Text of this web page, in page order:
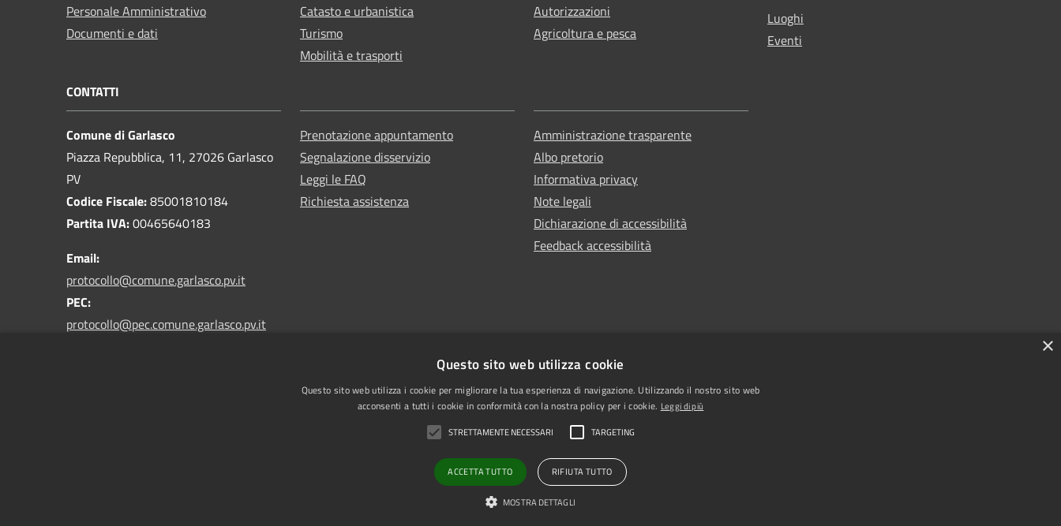
Personale Amministrativo
Documenti e dati
Catasto e urbanistica
Turismo
Mobilità e trasporti
Autorizzazioni
Agricoltura e pesca
Luoghi
Eventi
CONTATTI
Comune di Garlasco
Piazza Repubblica, 11, 27026 Garlasco
PV
Codice Fiscale:85001810184
Partita IVA:00465640183
Email:
protocollo@comune.garlasco.pv.it
PEC:
protocollo@pec.comune.garlasco.pv.it
Prenotazione appuntamento
Segnalazione disservizio
Leggi le FAQ
Richiesta assistenza
Amministrazione trasparente
Albo pretorio
Informativa privacy
Note legali
Dichiarazione di accessibilità
Feedback accessibilità
×
Questo sito web utilizza cookie
Questo sito web utilizza i cookie per migliorare la tua esperienza di navigazione. Utilizzando il nostro sito web
acconsenti a tutti i cookie in conformità con la nostra policy per i cookie. Leggi di più
STRETTAMENTE NECESSARI TARGETING
ACCETTA TUTTO RIFIUTA TUTTO
MOSTRA DETTAGLI